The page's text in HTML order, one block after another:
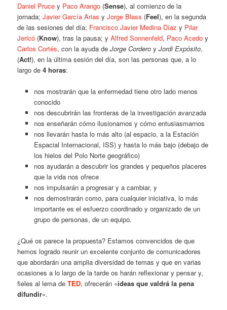
Daniel Pruce y Paco Arango (Sense), al comienzo de la
jornada;Javier García Arias yJorge Blass (Feel), en la segunda
de las sesiones del día; Francisco Javier Medina Díaz y Pilar
Jericó (Know), tras la pausa; yAlfred Sonnenfeld, Paco Acedo y
Carlos Cortés, con la ayuda deJorge Cordero yJordi Expósito,
(Act!), en la última sesión del día, son las personas que, a lo
largo de4 horas:
nos mostrarán que la enfermedad tiene otro lado menos
conocido
nos descubrirán las fronteras de la investigación avanzada
nos enseñarán cómo ilusionarnos y cómo entusiasmarnos
nos llevarán hasta lo más alto (al espacio, a la Estación
Espacial Internacional, ISS) y hasta lo más bajo (debajo de
los hielos del Polo Norte geográfico)
nos ayudarán a descubrir los grandes y pequeños placeres
que la vida nos ofrece
nos impulsarán a progresar y a cambiar, y
nos demostrarán como, para cualquier iniciativa, lo más
importante es el esfuerzo coordinado y organizado de un
grupo de personas, de un equipo.
¿Qué os parece la propuesta? Estamos convencidos de que
hemos logrado reunir un excelente conjunto de comunicadores
que abordarán una amplia diversidad de temas y que en varias
ocasiones a lo largo de la tarde os harán reflexionar y pensar y,
fieles al lema deTED, ofrecerán «ideas que valdrá la pena
difundir«.